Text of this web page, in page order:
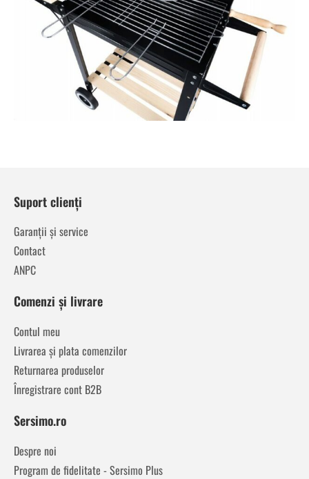
Suport clienți
Garanții și service
Contact
ANPC
Comenzi și livrare
Contul meu
Livrarea și plata comenzilor
Returnarea produselor
Înregistrare cont B2B
Sersimo.ro
Despre noi
Program de fidelitate - Sersimo Plus